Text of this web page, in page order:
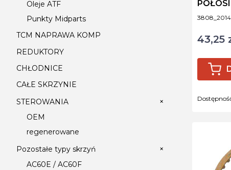
Oleje ATF
Punkty Midparts
TCM NAPRAWA KOMP
REDUKTORY
CHŁODNICE
CAŁE SKRZYNIE
STEROWANIA
+
OEM
regenerowane
Pozostałe typy skrzyń
+
AC60E / AC60F
Kod
Cena
43,25